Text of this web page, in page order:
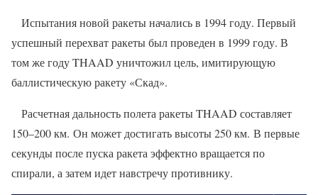
Испытания новой ракеты начались в 1994 году. Первый
успешный перехват ракеты был проведен в 1999 году. В
том же году THAAD уничтожил цель, имитирующую
баллистическую ракету «Скад».
Расчетная дальность полета ракеты THAAD составляет
150–200 км. Он может достигать высоты 250 км. В первые
секунды после пуска ракета эффектно вращается по
спирали, а затем идет навстречу противнику.